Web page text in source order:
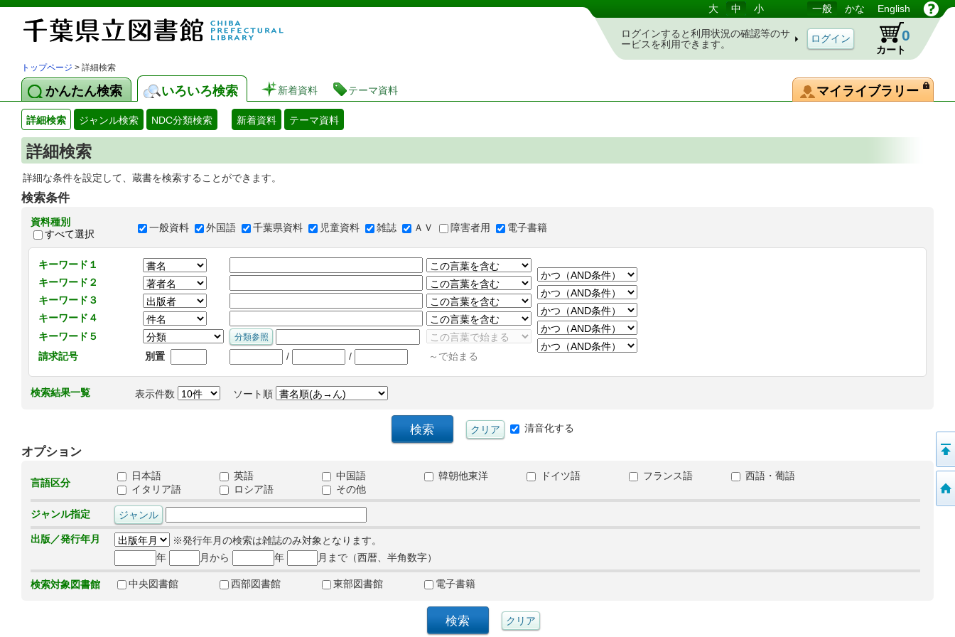
図書館 蔵書検索・予約システム 大 中 小 一般 かな English
ログインすると利用状況の確認等のサ
ービスを利用できます。
カート
0
トップページ > 詳細検索
かんたん検索 いろいろ検索 新着資料 テーマ資料 マイライブラリー
詳細検索 ジャンル検索 NDC分類検索 新着資料 テーマ資料
詳細検索
詳細な条件を設定して、蔵書を検索することができます。
検索条件
資料種別
すべて選択
一般資料 外国語 千葉県資料 児童資料 雑誌 ＡＶ 障害者用 電子書籍
キーワード１
キーワード２
キーワード３
キーワード４
キーワード５
請求記号
別置 / / ～で始まる
検索結果一覧 表示件数 ソート順
清音化する
オプション
言語区分
日本語 英語 中国語 韓朝他東洋 ドイツ語 フランス語
西語・葡語
イタリア語
ロシア語 その他
ジャンル指定
出版／発行年月
※発行年月の検索は雑誌のみ対象となります。
年
月から 年 月まで（西暦、半角数字）
検索対象図書館 中央図書館 西部図書館 東部図書館 電子書籍